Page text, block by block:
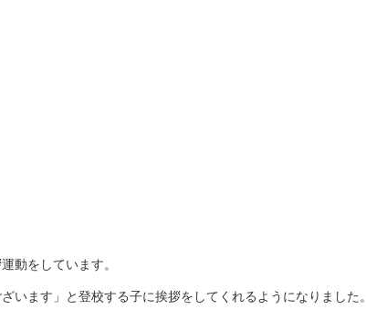
動をしています。
ます」と登校する子に挨拶をしてくれるようになりました。